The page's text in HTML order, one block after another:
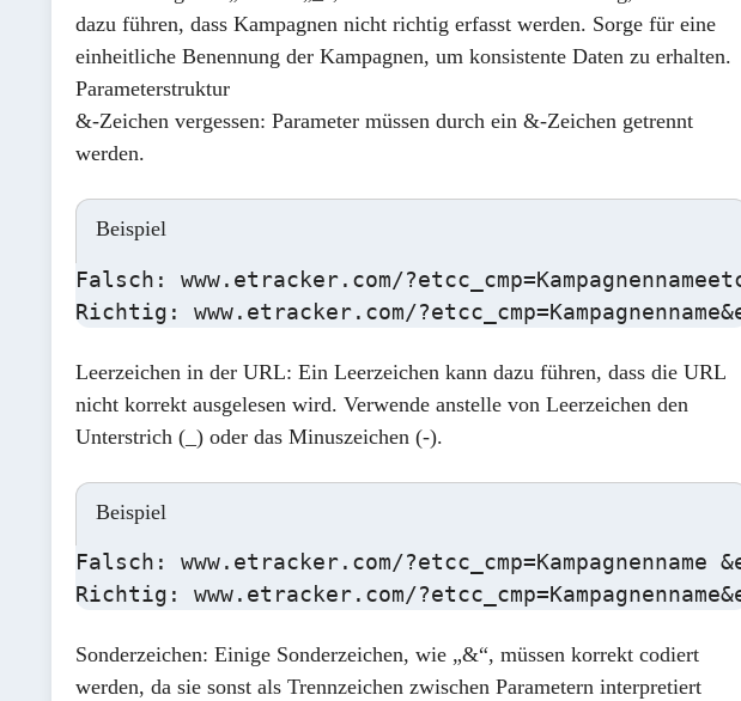
dazu führen, dass Kampagnen nicht richtig erfasst werden. Sorge für eine
einheitliche Benennung der Kampagnen, um konsistente Daten zu erhalten.
Parameterstruktur
&-Zeichen vergessen: Parameter müssen durch ein &-Zeichen getrennt
werden.
Beispiel
Falsch: www.etracker.com/
Leerzeichen in der URL: Ein Leerzeichen kann dazu führen, dass die URL
nicht korrekt ausgelesen wird. Verwende anstelle von Leerzeichen den
Unterstrich (_) oder das Minuszeichen (-).
Beispiel
Falsch: www.etracker.com/?etcc_cmp=Kampagnenname
Richtig: www.etracker.com/
Sonderzeichen: Einige Sonderzeichen, wie „&“, müssen korrekt codiert
werden, da sie sonst als Trennzeichen zwischen Parametern interpretiert